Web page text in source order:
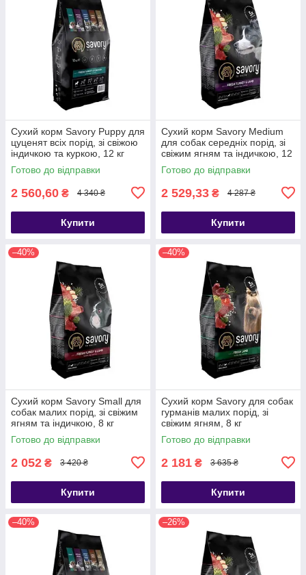
Сухий корм Savory Puppy для
цуценят всіх порід, зі свіжою
індичкою та куркою, 12 кг
Готово до відправки
2 560,60 ₴ 4 340 ₴
Купити
Сухий корм Savory Medium
для собак середніх порід, зі
свіжим ягням та індичкою, 12
кг
Готово до відправки
2 529,33 ₴ 4 287 ₴
Купити
–40%
Сухий корм Savory Small для
собак малих порід, зі свіжим
ягням та індичкою, 8 кг
Готово до відправки
2 052 ₴ 3 420 ₴
Купити
–40%
Сухий корм Savory для собак
гурманів малих порід, зі
свіжим ягням, 8 кг
Готово до відправки
2 181 ₴ 3 635 ₴
Купити
–40% –26%